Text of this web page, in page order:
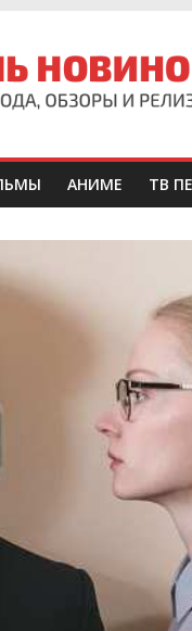
АНИМЕ ТВ